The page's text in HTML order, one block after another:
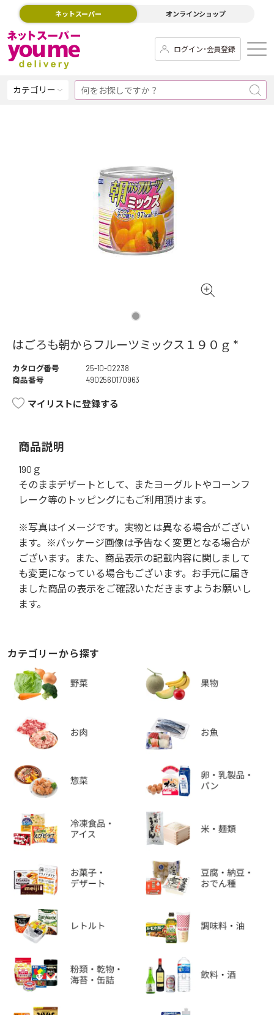
ネットスーパー オンラインショップ
ログイン･会員登録
カテゴリー
はごろも朝からフルーツミックス１９０ｇ *
カタログ番号
25-10-02238
商品番号
4902560170963
マイリストに登録する
商品説明
190ｇ
そのままデザートとして、またヨーグルトやコーンフ
レーク等のトッピングにもご利用頂けます。
※写真はイメージです。実物とは異なる場合がござい
ます。※パッケージ画像は予告なく変更となる場合が
ございます。また、商品表示の記載内容に関しまして
も変更になっている場合もございます。お手元に届き
ました商品の表示をご確認いただきますようお願いし
ます。
カテゴリーから探す